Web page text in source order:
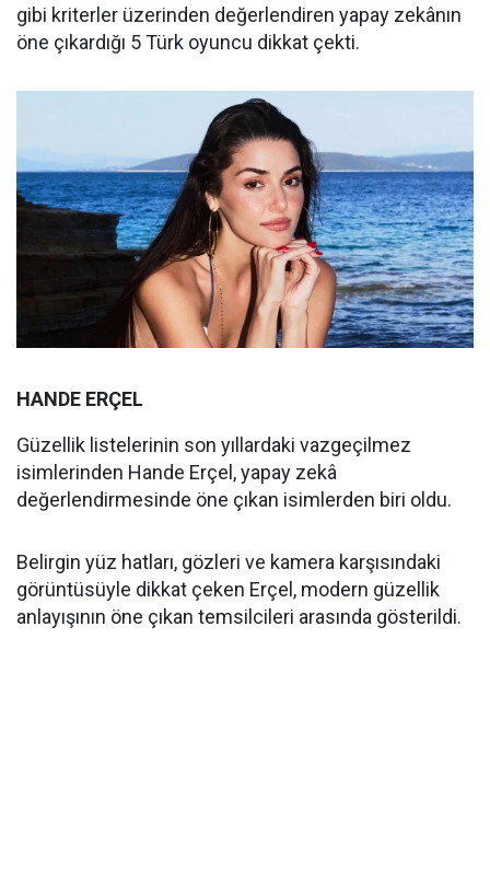
gibi kriterler üzerinden değerlendiren yapay zekânın
öne çıkardığı 5 Türk oyuncu dikkat çekti.
HANDE ERÇEL
Güzellik listelerinin son yıllardaki vazgeçilmez
isimlerinden Hande Erçel, yapay zekâ
değerlendirmesinde öne çıkan isimlerden biri oldu.
Belirgin yüz hatları, gözleri ve kamera karşısındaki
görüntüsüyle dikkat çeken Erçel, modern güzellik
anlayışının öne çıkan temsilcileri arasında gösterildi.